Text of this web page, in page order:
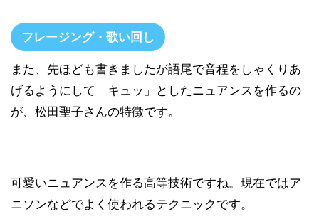
フレージング・歌い回し
また、先ほども書きましたが語尾で音程をしゃくりあ
げるようにして「キュッ」としたニュアンスを作るの
が、松田聖子さんの特徴です。
可愛いニュアンスを作る高等技術ですね。現在ではア
ニソンなどでよく使われるテクニックです。